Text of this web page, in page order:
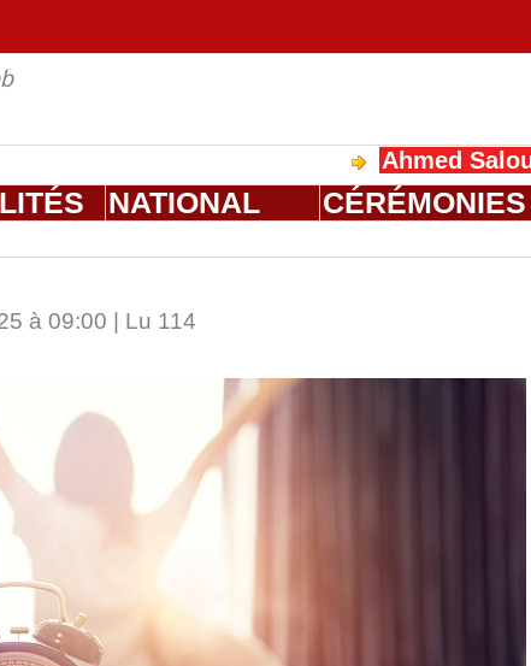
Ahmed Saloum Dieng reçoit
NATIONAL CÉRÉMONIES
à 09:00 | Lu 114